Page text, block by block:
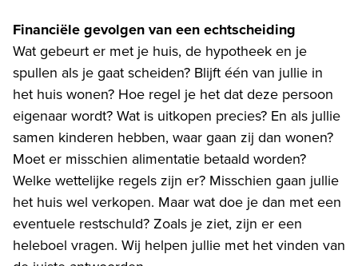
Financiële gevolgen van een echtscheiding
Wat gebeurt er met je huis, de hypotheek en je
spullen als je gaat scheiden? Blijft één van jullie in
het huis wonen? Hoe regel je het dat deze persoon
eigenaar wordt? Wat is uitkopen precies? En als jullie
samen kinderen hebben, waar gaan zij dan wonen?
Moet er misschien alimentatie betaald worden?
Welke wettelijke regels zijn er? Misschien gaan jullie
het huis wel verkopen. Maar wat doe je dan met een
eventuele restschuld? Zoals je ziet, zijn er een
heleboel vragen. Wij helpen jullie met het vinden van